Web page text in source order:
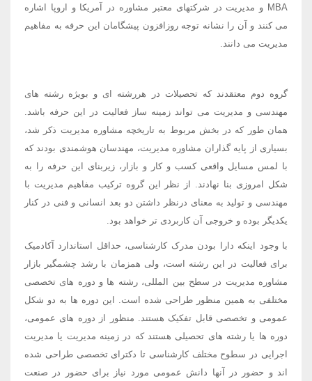
MBA و مدیریت در شرکتهای معتبر مشاوره در آمریکا و اروپا اشاره
می کنند و آن را نشانه توجه روزافزون پیشگامان این حرفه به مفاهیم
مدیریت می دانند.
گروه دوم معتقدند که تحصیلات در هررشته ای و بویژه رشته های
مهندسی و مدیریت می تواند زمینه ساز فعالیت در این حرفه باشد.
همان طور که در بخش مربوط به تاریخچه مشاوره مدیریت ذکر شد،
بسیاری از پایه گذاران مشاوره مدیریت، مهندسان هوشمندی بودند که
با لمس مسایل واقعی کسب و کار و بازار، زیربنای این حرفه را به
شکل امروزی بنا نهادند. از نظر این گروه ترکیب مفاهیم مدیریت با
مهندسی و تولید به معنای درنظر داشتن دو بعد انسانی و فنی در کنار
یکدیگر بوده و خروجی آن کاربردی تر خواهد بود.
با وجود اینکه دارا بودن مدرک کارشناسی، حداقل استاندارد آکادمیک
برای فعالیت در این رشته است، ولی همزمان با رشد چشمگیر بازار
مشاوره مدیریت در سطح بین المللی، رشته ها و دوره های تخصصی
مختلفی به همین منظور طراحی شده است. این دوره ها به دو شکل
عمومی و تخصصی قابل تفکیک هستند. منظور از دوره های عمومی،
دوره ها یا رشته های تحصیلی هستند که در زمینه مدیریت یا مدیریت
اجرایی در سطوح مختلف کارشناسی تا دکترای تخصصی طراحی شده
اند و حضور در آنها دانش عمومی مورد نیاز برای حضور در صنعت